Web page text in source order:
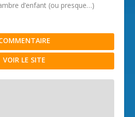
d’enfant (ou presque…)
VOIR LE SITE